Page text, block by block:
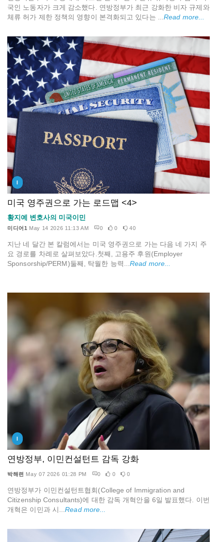
국인 노동자가 크게 감소했다. 연방정부가 최근 강화한 비자 규제와
체류 허가 제한 정책의 영향이 본격화되고 있다는 ... Read more...
미국 영주권으로 가는 로드맵 <4>
황지예 변호사의 미국이민
미디어1 May 14 2026 11:13 AM 0 0 40
지난 네 달간 본 칼럼에서는 미국 영주권으로 가는 다음 네 가지 주
요 경로를 차례로 살펴보았다.첫째, 고용주 후원(Employer
Sponsorship/PERM)둘째, 탁월한 능력... Read more...
I
연방정부, 이민컨설턴트 감독 강화
박해련 May 07 2026 01:28 PM 0 0 0
연방정부가 이민컨설턴트협회(College of Immigration and
Citizenship Consultants)에 대한 감독 개혁안을 6일 발표했다. 이번
개혁은 이민과 시...Read more...